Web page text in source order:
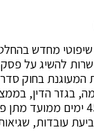
מחדש
להשיג על פסק
בחוק סדר
בגזר הדין,
המשפטית שניתנה. ההליך נפתח בהגשת
עובדות,